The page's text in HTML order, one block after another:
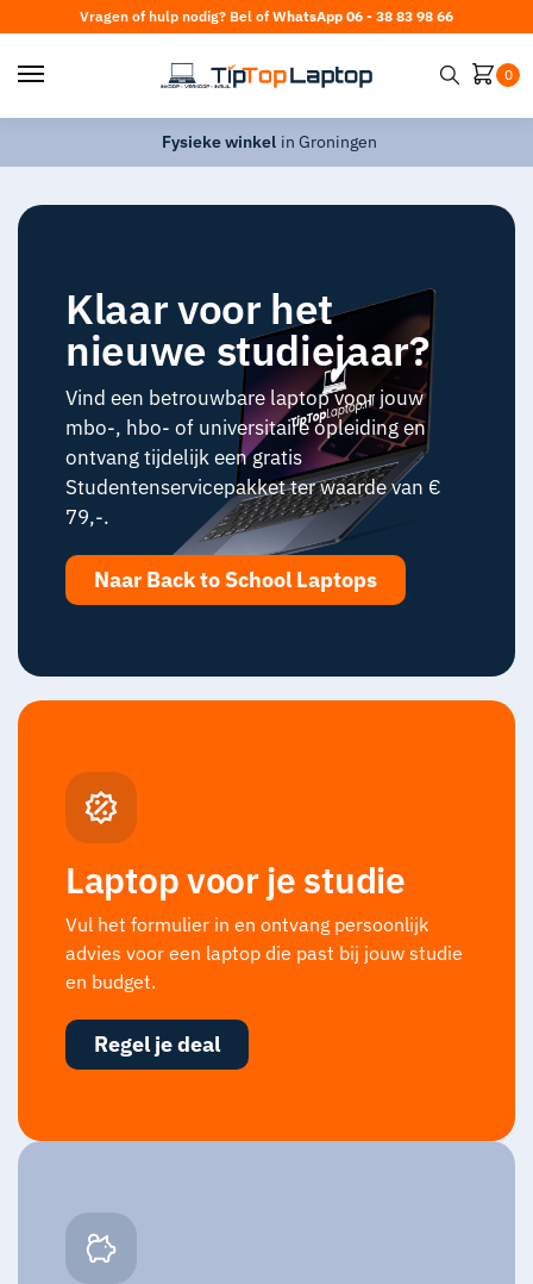
Vragen of hulp nodig? Bel of WhatsApp 06 - 38 83 98 66
0
Fysieke winkel in Groningen
Klaar voor het
nieuwe studiejaar?
Vind een betrouwbare laptop voor jouw
mbo-, hbo- of universitaire opleiding en
ontvang tijdelijk een gratis
Studentenservicepakket ter waarde van €
79,-.
Naar Back to School Laptops
Laptop voor je studie
Vul het formulier in en ontvang persoonlijk
advies voor een laptop die past bij jouw studie
en budget.
Regel je deal